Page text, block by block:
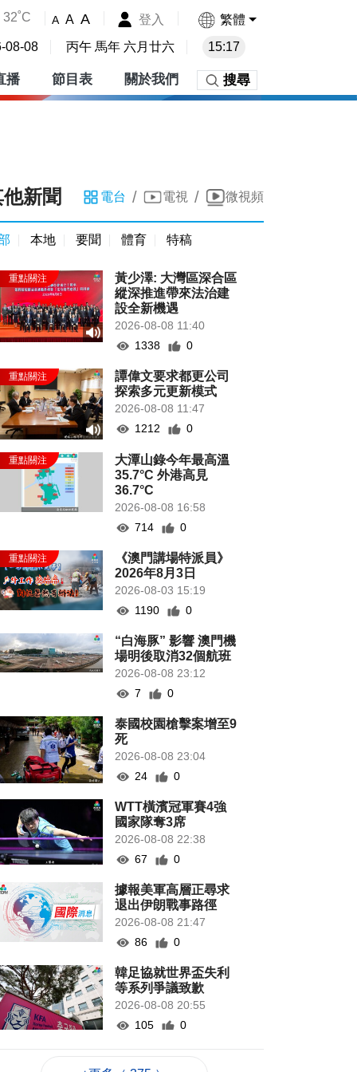
32˚C A A A 登入 繁體
08-08 丙午 馬年 六月廿六 15:17
播 節目表 關於我們 搜尋
新聞 電台 / 電視 / 微視頻
本地 要聞 體育 特稿
黃少澤: 大灣區深合區
縱深推進帶來法治建
設全新機遇
2026-08-08 11:40
1338
0
譚偉文要求都更公司
探索多元更新模式
2026-08-08 11:47
1212
0
大潭山錄今年最高溫
35.7°C 外港高見
36.7°C
2026-08-08 16:58
714
0
《澳門講場特派員》
2026年8月3日
2026-08-03 15:19
1190
0
“白海豚” 影響 澳門機
場明後取消32個航班
2026-08-08 23:12
7
0
泰國校園槍擊案增至9
死
2026-08-08 23:04
24
0
WTT橫濱冠軍賽4強
國家隊奪3席
2026-08-08 22:38
67
0
據報美軍高層正尋求
退出伊朗戰事路徑
2026-08-08 21:47
86
0
韓足協就世界盃失利
等系列爭議致歉
2026-08-08 20:55
105
0